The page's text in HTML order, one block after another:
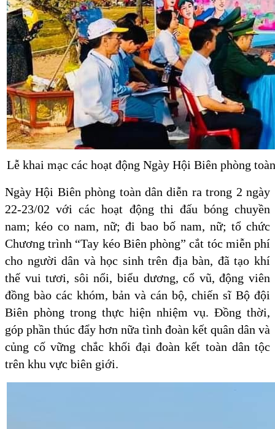
Lễ khai mạc các hoạt động Ngày Hội Biên phòng
Ngày Hội Biên phòng toàn dân diễn ra trong 2 ngày
22-23/02 với các hoạt động thi đấu bóng chuyền
nam; kéo co nam, nữ; đi bao bố nam, nữ; tổ chức
Chương trình “Tay kéo Biên phòng” cắt tóc miễn phí
cho người dân và học sinh trên địa bàn, đã tạo khí
thế vui tươi, sôi nổi, biểu dương, cổ vũ, động viên
đồng bào các khóm, bản và cán bộ, chiến sĩ Bộ đội
Biên phòng trong thực hiện nhiệm vụ. Đồng thời,
góp phần thúc đẩy hơn nữa tình đoàn kết quân dân và
củng cố vững chắc khối đại đoàn kết toàn dân tộc
trên khu vực biên giới.